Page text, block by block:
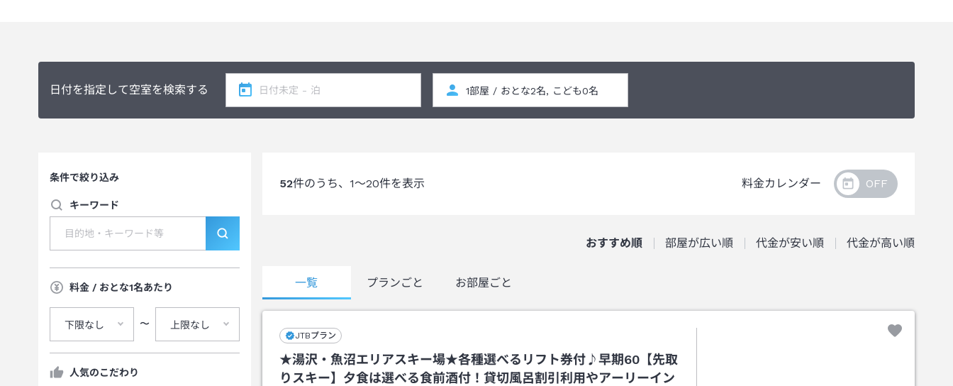
日付を指定して空室を検索する
条件で絞り込み
キーワード
料金 / おとな1名あたり
下限なし 〜 上限なし
人気のこだわり
52件のうち、 1～20件を表示 料金カレンダー
おすすめ順 部屋が広い順 代金が安い順 代金が高い順
一覧 プランごと お部屋ごと
JTBプラン
★湯沢・魚沼エリアスキー場★各種選べるリフト券付♪早期60【先取
りスキー】夕食は選べる食前酒付！貸切風呂割引利用やアーリーイン